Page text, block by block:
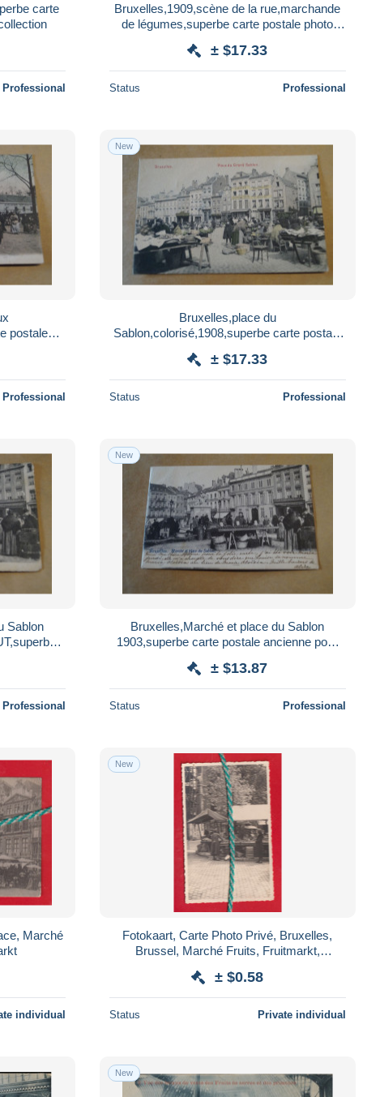
carte
Professional
Bruxelles,1909,scène de la rue,marchande
de légumes,superbe carte postale photo
± $17.33
Status Professional
postale
Professional
New
Bruxelles,place du
Sablon,colorisé,1908,superbe carte postale
± $17.33
Status Professional
Sablon
Professional
New
Bruxelles,Marché et place du Sablon
1903,superbe carte postale ancienne pour
± $13.87
Status Professional
Marché
individual
New
Fotokaart, Carte Photo Privé, Bruxelles,
Brussel, Marché Fruits, Fruitmarkt,
± $0.58
Status Private individual
New